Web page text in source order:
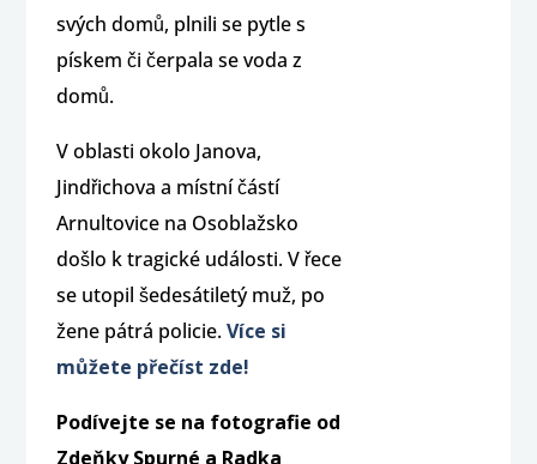
svých domů, plnili se pytle s
pískem či čerpala se voda z
domů.
V oblasti okolo Janova,
Jindřichova a místní částí
Arnultovice na Osoblažsko
došlo k tragické události. V řece
se utopil šedesátiletý muž, po
žene pátrá policie.Více si
můžete přečíst zde!
Podívejte se na fotografie od
Zdeňky Spurné a Radka